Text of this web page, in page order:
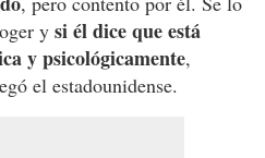
y si él dice que está
y psicológicamente,
el estadounidense.